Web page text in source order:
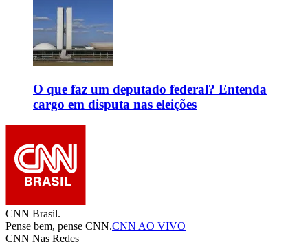
O que faz um deputado federal? Entenda
cargo em disputa nas eleições
CNN Brasil.
Pense bem, pense CNN.CNN AO VIVO
CNN Nas Redes